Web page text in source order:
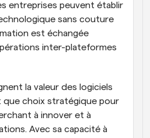
entreprises peuvent établir
sans couture
est échangée
inter-plateformes
la valeur des logiciels
que choix stratégique pour
à innover et à
Avec sa capacité à